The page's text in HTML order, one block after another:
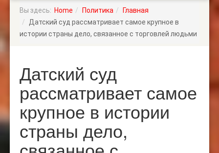
Вы здесь: Home Политика
Главная
Датский суд рассматривает самое крупное в
истории страны дело, связанное с торговлей людьми
Датский суд
рассматривает самое
крупное в истории
страны дело,